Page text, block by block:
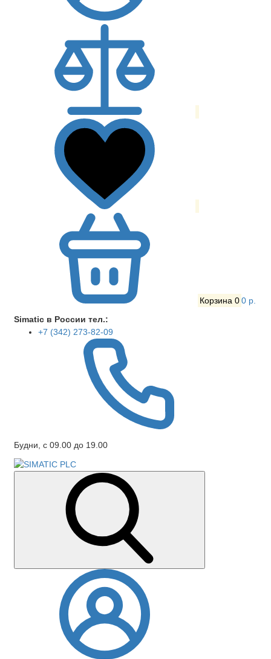
Корзина 00 р.
Simatic в России тел.:
+7 (342) 273-82-09
Будни, с 09.00 до 19.00